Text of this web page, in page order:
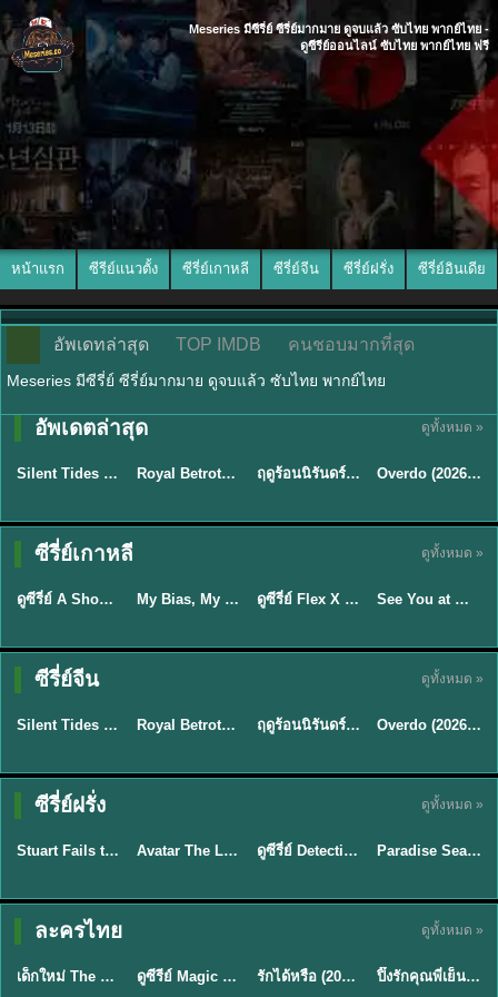
Meseries มีซีรี่ย์ ซีรี่ย์มากมาย ดูจบแล้ว ซับไทย พากย์ไทย -
ดูซีรีย์ออนไลน์ ซับไทย พากย์ไทย ฟรี
หน้าแรก ซีรีย์แนวตั้ง ซีรี่ย์เกาหลี ซีรี่ย์จีน ซีรี่ย์ฝรั่ง ซีรี่ย์อินเดีย
อัพเดทล่าสุด TOP IMDB คนชอบมากที่สุด
Meseries มีซีรี่ย์ ซีรี่ย์มากมาย ดูจบแล้ว ซับไทย พากย์ไทย
อัพเดตล่าสุด ดูทั้งหมด »
★9.5
พากย์ไทย
Silent Tides คลื่นลมลวง (2025) พากย์ไทย ซับไทย EP.1-31 ★9 Royal Betrothal (2026) สัญญาวิวาห์แห่งราชวงศ์ พากย์ไทย ซับไทย EP1-32 ★8.8 ฤดูร้อนนิรันดร์ (2026) Never-Ending Summer พากย์ไทย EP.1-29
ซับไทย
Overdo (2026) รักเกินแค้น พากย์ไทย ซับไทย EP1-33 (จบ)
ซีรี่ย์เกาหลี ดูทั้งหมด »
★8 EP.16
พากย์ไทย
TH EP. 16
ดูซีรี่ย์ A Shop for Killers 2 ร้านลับนักฆ่า ซีซัน 2 (2026) ซับไทย-พากย์ไทย My Bias, My Boss เมื่อเมนฉันเป็นประธานบริษัท (2026) พากย์ไทย ซับไทย EP.1-12 ★8 EP.16
Sub EP. 16 | TH
ดูซีรี่ย์ Flex X Cop คุณชายสายสืบ (2024) พากย์ไทย-ซับไทย EP.1-16 (จบ) ★9
ซับไทย | พากย์
Sub EP. 8 | TH
See You at Work Tomorrow! เจอกันที่ออฟฟิศพรุ่งนี้นะ พากย์ไทย
ซีรี่ย์จีน ดูทั้งหมด »
★9.5
พากย์ไทย
Silent Tides คลื่นลมลวง (2025) พากย์ไทย ซับไทย EP.1-31 ★9 Royal Betrothal (2026) สัญญาวิวาห์แห่งราชวงศ์ พากย์ไทย ซับไทย EP1-32 ★8.8 ฤดูร้อนนิรันดร์ (2026) Never-Ending Summer พากย์ไทย EP.1-29
ซับไทย
Overdo (2026) รักเกินแค้น พากย์ไทย ซับไทย EP1-33 (จบ)
ซีรี่ย์ฝรั่ง ดูทั้งหมด »
★8.8 EP.2
พากย์ไทย
TH EP. 2
Stuart Fails to Save the Universe (2026) สจ๊วตล่มแผนกู้จักรวาล พากย์ไทย EP1-10 ★7.8 EP.7Avatar The Last Airbender 2 เณรน้อยเจ้าอภินิหาร พากย์ไทย EP.9ดูซีรี่ย์ Detective Hole (2026) พากย์ไทย HD ฟรี อัปเดตล่าสุด Netflix EP.8
พากย์ไทย
Paradise Season 2 (2026) พากย์ไทย EP1-8 ดูซีรี่ย์ฝรั่ง HD ครบทุกตอน
ละครไทย ดูทั้งหมด »
★ 8 EP.6
พากย์ไทย
เด็กใหม่ The Reset 2026 EP1-6 พากย์ไทย ดูซีรี่ย์ Netflix ล่าสุด HD ดูซีรีย์ Magic Move (2026) ทำนายทายรัก Thai EP.1-10 HD รักได้หรือ (2026) YOUNG Let's Begin Again พากย์ไทย EP.1-19 ★8
พากย์ไทย
ปิ๊งรักคุณพี่เย็นชา (2026) Frozen Valentine EP.1-10 (จบ)